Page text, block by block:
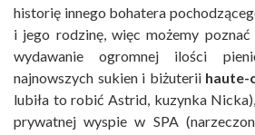
historię innego bohatera
i jego rodzinę, więc możemy
wydawanie ogromnej ilości
najnowszych sukien i biżuterii haute-
lubiła to robić Astrid, kuzynka
prywatnej wyspie w SPA